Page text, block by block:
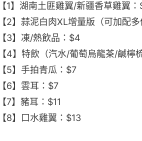
【1】湖南土匪雞翼/新疆香草雞翼
【2】蒜泥白肉XL增量版（可加配
【3】凍/熱飲品：$4
【4】特飲（汽水/葡萄烏龍茶/鹹檸
【5】手拍青瓜：$7
【6】雲耳：$7
【7】豬耳：$11
【8】口水雞翼：$13